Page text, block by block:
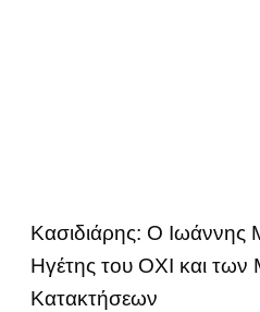
Κασιδιάρης: Ο Ιωάννης
Ηγέτης του ΟΧΙ και
Κατακτήσεων